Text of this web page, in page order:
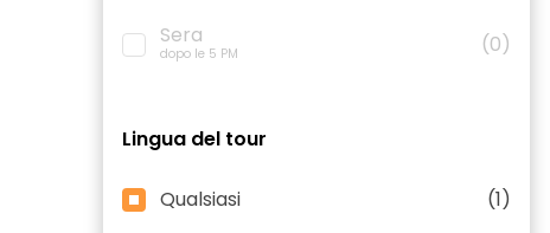
Sera
dopo le 5 PM (0)
Lingua del tour
Qualsiasi (1)